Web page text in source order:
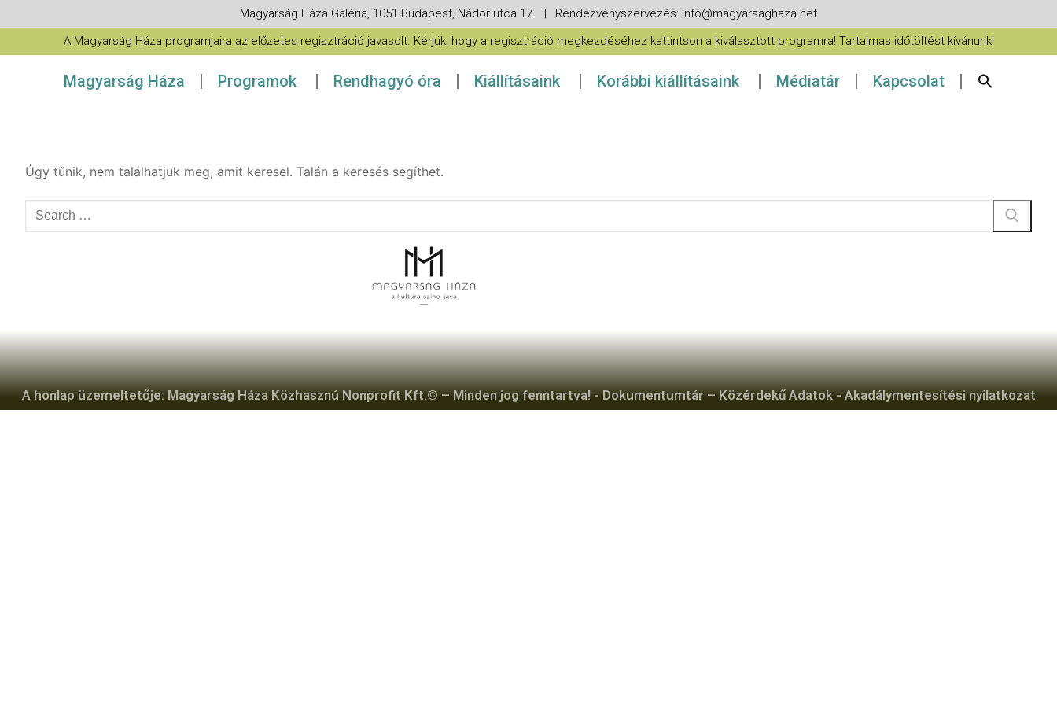
Magyarság Háza Galéria, 1051 Budapest, Nádor utca 17. | Rendezvényszervezés: info@magyarsaghaza.net
A Magyarság Háza programjaira az előzetes regisztráció javasolt. Kérjük, hogy a regisztráció megkezdéséhez kattintson a kiválasztott programra! Tartalmas időtöltést kívánunk!
Magyarság Háza Programok Rendhagyó óra Kiállításaink Korábbi kiállításaink Médiatár Kapcsolat
Úgy tűnik, nem találhatjuk meg, amit keresel. Talán a keresés segíthet.
A honlap üzemeltetője: Magyarság Háza Közhasznú Nonprofit Kft.© – Minden jog fenntartva! -Dokumentumtár – Közérdekű Adatok-Akadálymentesítési nyilatkozat